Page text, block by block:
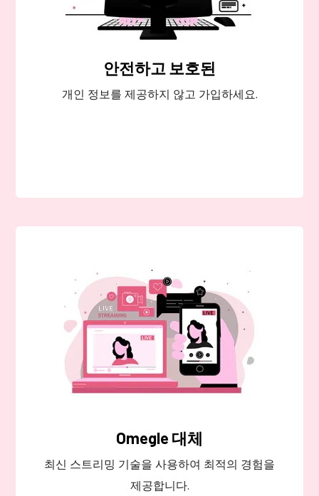
안전하고 보호된
개인 정보를 제공하지 않고 가입하세요.
Omegle 대체
최신 스트리밍 기술을 사용하여 최적의 경험을
제공합니다.